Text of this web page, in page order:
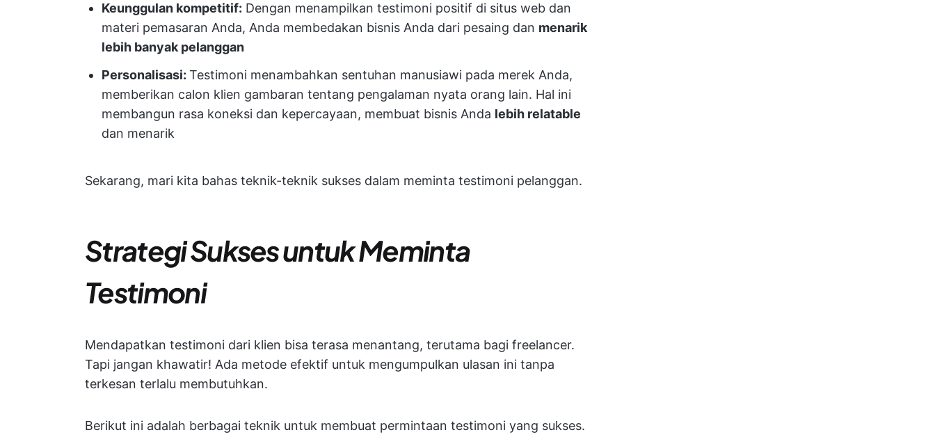
Keunggulan kompetitif: Dengan menampilkan testimoni positif di situs web dan
materi pemasaran Anda, Anda membedakan bisnis Anda dari pesaing dan menarik
lebih banyak pelanggan
Personalisasi: Testimoni menambahkan sentuhan manusiawi pada merek Anda,
memberikan calon klien gambaran tentang pengalaman nyata orang lain. Hal ini
membangun rasa koneksi dan kepercayaan, membuat bisnis Anda lebih relatable
dan menarik
Sekarang, mari kita bahas teknik-teknik sukses dalam meminta testimoni pelanggan.
Strategi Sukses untuk Meminta
Testimoni
Mendapatkan testimoni dari klien bisa terasa menantang, terutama bagi freelancer.
Tapi jangan khawatir! Ada metode efektif untuk mengumpulkan ulasan ini tanpa
terkesan terlalu membutuhkan.
Berikut ini adalah berbagai teknik untuk membuat permintaan testimoni yang sukses.